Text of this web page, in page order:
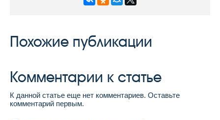
Похожие публикации
Комментарии к статье
К данной статье еще нет комментариев. Оставьте
комментарий первым.